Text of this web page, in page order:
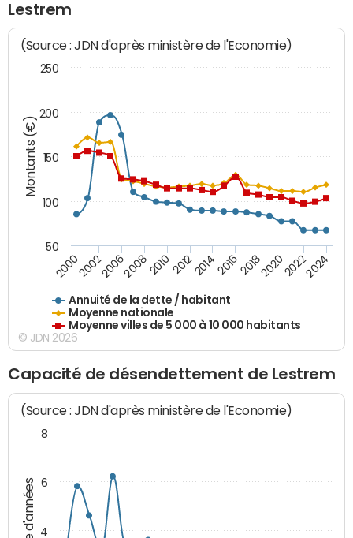
Lestrem
Montants (€)
(Source : JDN d'après ministère de l'Economie)
Annuité de la dette / habitant
Moyenne nationale
Moyenne villes de 5 000 à 10 000 habitants
200020022006200820102012201420162018202020222024
50
100
150
200
250
© JDN 2026
Capacité de désendettement de Lestrem
(Source : JDN d'après ministère de l'Economie)
4
6
8